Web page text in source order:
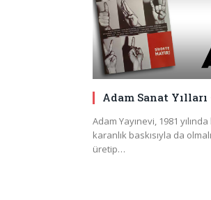
Adam Sanat
Adam Yayınevi, 1981
karanlık baskısıyla da
üretip…